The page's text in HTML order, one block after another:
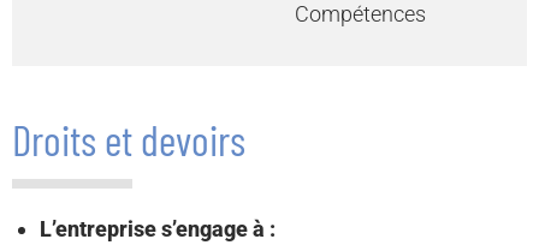
Compétences
Droits et devoirs
L’entreprise s’engage à :